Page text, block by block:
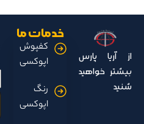
از آریا پارس
بیشتر خواهید
شنید
خدمات ما
کفپوش
اپوکسی
رنگ
اپوکسی